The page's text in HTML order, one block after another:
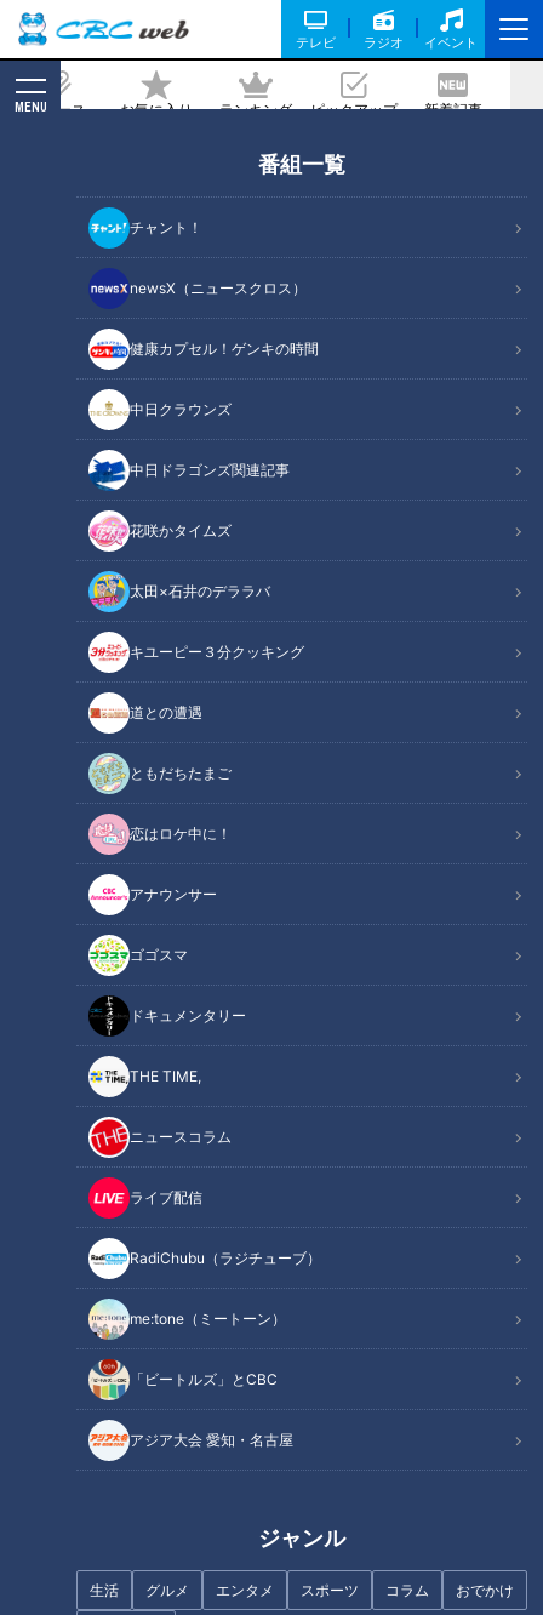
テレビ ラジオ イベント
ニュース お気に入り ランキング ピックアップ 新着記事
MENU
番組一覧
チャント！
newsX（ニュースクロス）
健康カプセル！ゲンキの時間
中日クラウンズ
中日ドラゴンズ関連記事
花咲かタイムズ
太田×石井のデララバ
キユーピー３分クッキング
道との遭遇
ともだちたまご
恋はロケ中に！
アナウンサー
ゴゴスマ
ドキュメンタリー
THE TIME,
ニュースコラム
ライブ配信
RadiChubu（ラジチューブ）
me:tone（ミートーン）
「ビートルズ」とCBC
アジア大会 愛知・名古屋
ジャンル
生活 グルメ エンタメ スポーツ コラム おでかけ
初体験で褒められる！ 三重県『剣道』
の強豪校で“文武両道”の彼女たちと出会
記事に戻る
マヂラブ野田「あ～、キレイ！」と剣道初体験で褒められる！ 三重県
『剣道』の強豪校で“文武両道”の彼女たちと出会う！
この記事の画像 （全7枚）
記事に戻る
この記事を見たあなたへのおすすめ
完全実力主義でビシエドの定位
置剥奪も ドラゴンズ立浪和義
監督が“勝負の２年目”のチーム
ァンとして忘れられない数多く
の“因縁”